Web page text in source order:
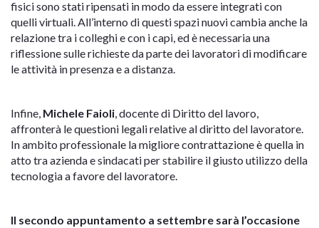
fisici sono stati ripensati in modo da essere integrati con
quelli virtuali. All’interno di questi spazi nuovi cambia anche la
relazione tra i colleghi e con i capi, ed è necessaria una
riflessione sulle richieste da parte dei lavoratori di modificare
le attività in presenza e a distanza.
Infine, Michele Faioli, docente di Diritto del lavoro,
affronterà le questioni legali relative al diritto del lavoratore.
In ambito professionale la migliore contrattazione è quella in
atto tra azienda e sindacati per stabilire il giusto utilizzo della
tecnologia a favore del lavoratore.
Il secondo appuntamento a settembre sarà l’occasione